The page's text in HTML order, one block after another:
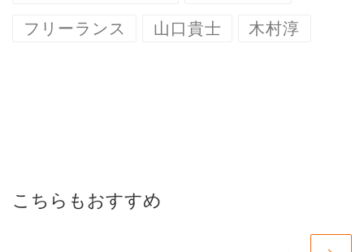
フリーランス 山口貴士 木村淳
こちらもおすすめ